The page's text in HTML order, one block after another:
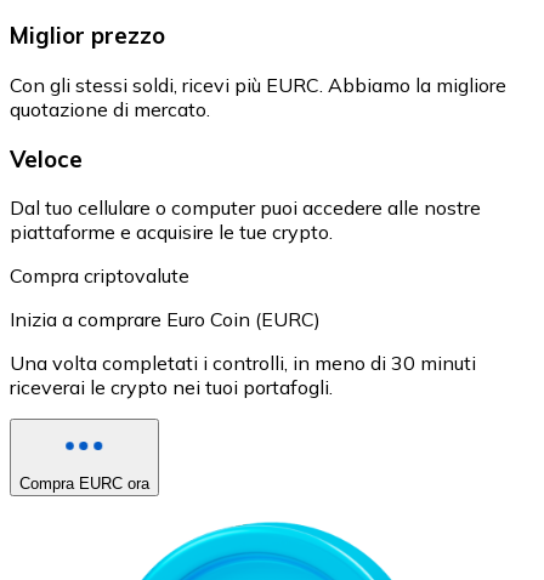
Miglior prezzo
Con gli stessi soldi, ricevi più EURC. Abbiamo la migliore
quotazione di mercato.
Veloce
Dal tuo cellulare o computer puoi accedere alle nostre
piattaforme e acquisire le tue crypto.
Compra criptovalute
Inizia a comprare Euro Coin (EURC)
Una volta completati i controlli, in meno di 30 minuti
riceverai le crypto nei tuoi portafogli.
Compra EURC ora